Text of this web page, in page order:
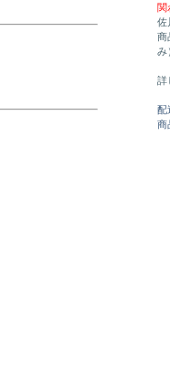
関
佐
商
み
詳
配
商